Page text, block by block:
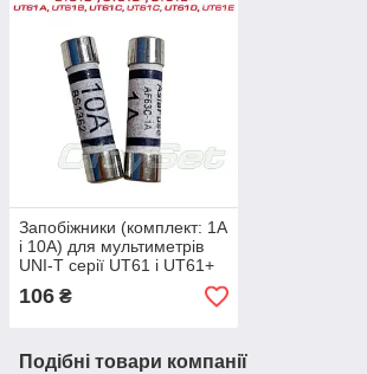
Запобіжники (комплект: 1А
і 10А) для мультиметрів
UNI-T серії UT61 і UT61+
106 ₴
Подібні товари компанії